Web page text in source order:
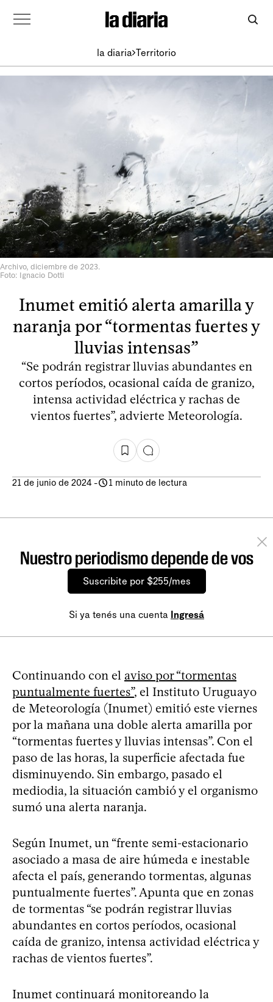
la diaria Territorio
Archivo, diciembre de 2023.
Foto: Ignacio Dotti
Inumet emitió alerta amarilla y
naranja por “tormentas fuertes y
lluvias intensas”
“Se podrán registrar lluvias abundantes en
cortos períodos, ocasional caída de granizo,
intensa actividad eléctrica y rachas de
vientos fuertes”, advierte Meteorología.
21 de junio de 2024 - 1 minuto de lectura
Nuestro periodismo depende de vos
Suscribite por $255/mes
Si ya tenés una cuenta Ingresá
Continuando con el aviso por “tormentas
puntualmente fuertes”, el Instituto Uruguayo
de Meteorología (Inumet) emitió este viernes
por la mañana una doble alerta amarilla por
“tormentas fuertes y lluvias intensas”. Con el
paso de las horas, la superficie afectada fue
disminuyendo. Sin embargo, pasado el
mediodia, la situación cambió y el organismo
sumó una alerta naranja.
Según Inumet, un “frente semi-estacionario
asociado a masa de aire húmeda e inestable
afecta el país, generando tormentas, algunas
puntualmente fuertes”. Apunta que en zonas
de tormentas “se podrán registrar lluvias
abundantes en cortos períodos, ocasional
caída de granizo, intensa actividad eléctrica y
rachas de vientos fuertes”.
Inumet continuará monitoreando la